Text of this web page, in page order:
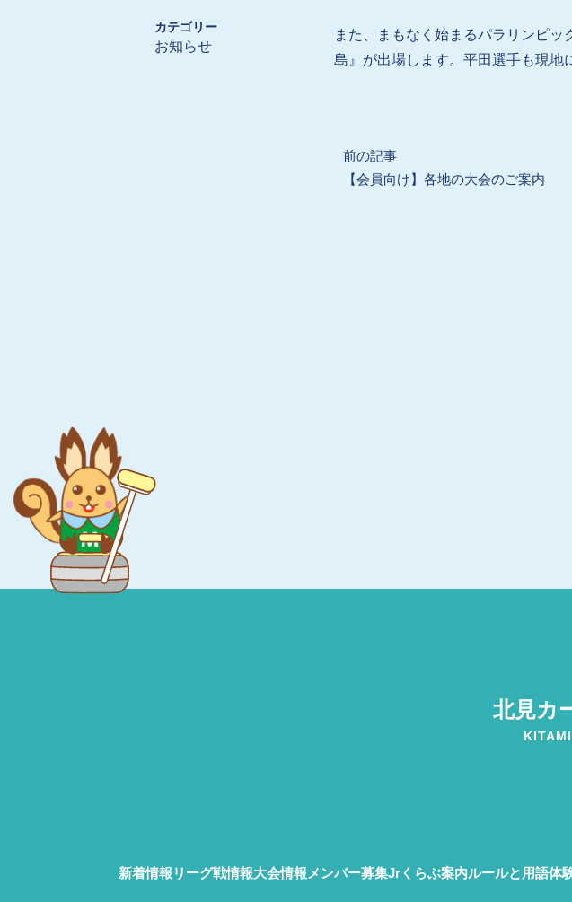
カテゴリー
お知らせ
また、まもなく始まるパラリンピ
島』が出場します。平田選手も現地
Prev
前の記事
【会員向け】各地の大会のご案内
北見カ
新着情報 リーグ戦情報大会情報メンバー募集Jrくらぶ案内ルールと用語体